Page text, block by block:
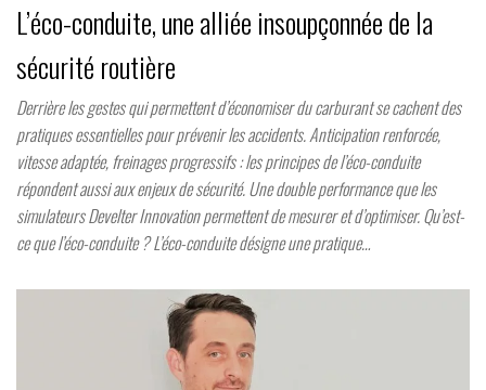
L’éco-conduite, une alliée insoupçonnée de la
sécurité routière
Derrière les gestes qui permettent d’économiser du carburant se cachent des
pratiques essentielles pour prévenir les accidents. Anticipation renforcée,
vitesse adaptée, freinages progressifs : les principes de l’éco-conduite
répondent aussi aux enjeux de sécurité. Une double performance que les
simulateurs Develter Innovation permettent de mesurer et d’optimiser. Qu’est-
ce que l’éco-conduite ? L’éco-conduite désigne une pratique…